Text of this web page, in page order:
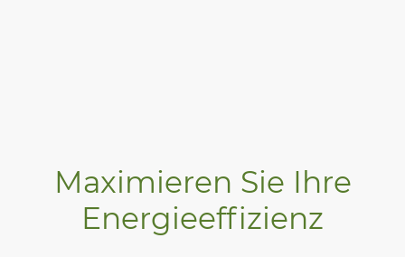
Maximieren Sie Ihre
Energieeffizienz